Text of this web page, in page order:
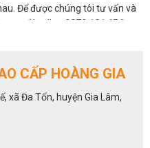
Để được chúng tôi tư vấn và
số hotline
0972 101 656
CẤP HOÀNG GIA
xã Đa Tốn, huyện Gia Lâm,